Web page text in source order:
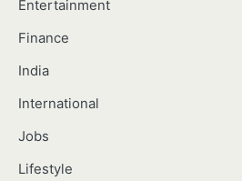
Entertainment
Finance
India
International
Jobs
Lifestyle